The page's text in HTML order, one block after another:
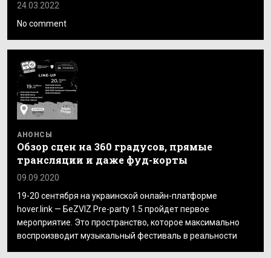
24.03.2022
No comment
АНОНСЫ
Обзор сцен на 360 градусов, прямые
трансляции и даже фуд-корты
09.09.2020
19-20 сентября на украинской онлайн-платформе
hover.link — БеZVIZ Pre-party 1.5 пройдет первое
мероприятие. Это пространство, которое максимально
воспроизводит музыкальный фестиваль в реальности